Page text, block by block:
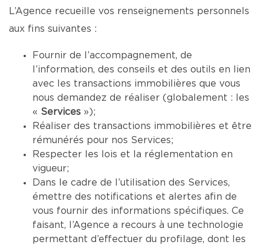
L’Agence recueille vos renseignements personnels
aux fins suivantes :
Fournir de l’accompagnement, de
l’information, des conseils et des outils en lien
avec les transactions immobilières que vous
nous demandez de réaliser (globalement : les
« Services »);
Réaliser des transactions immobilières et être
rémunérés pour nos Services;
Respecter les lois et la réglementation en
vigueur;
Dans le cadre de l’utilisation des Services,
émettre des notifications et alertes afin de
vous fournir des informations spécifiques. Ce
faisant, l’Agence a recours à une technologie
permettant d’effectuer du profilage, dont les